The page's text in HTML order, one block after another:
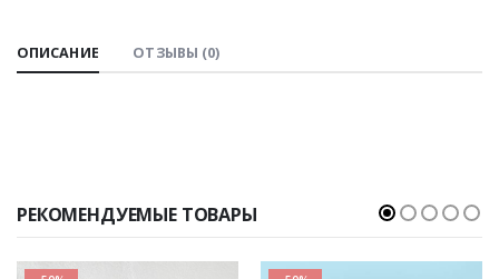
ОПИСАНИЕ ОТЗЫВЫ (0)
РЕКОМЕНДУЕМЫЕ ТОВАРЫ